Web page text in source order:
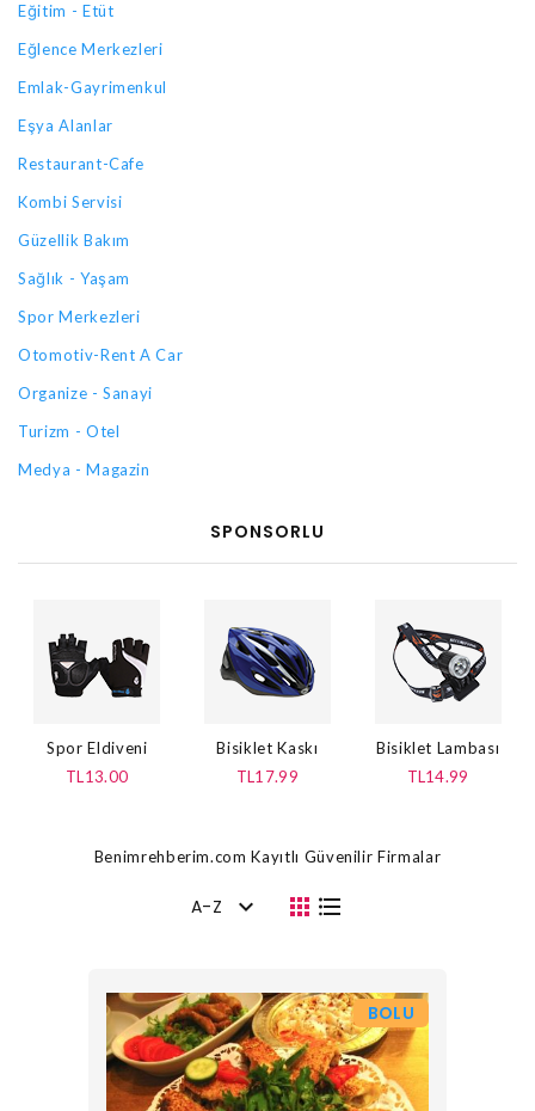
Eğitim - Etüt
Eğlence Merkezleri
Emlak-Gayrimenkul
Eşya Alanlar
Restaurant-Cafe
Kombi Servisi
Güzellik Bakım
Sağlık - Yaşam
Spor Merkezleri
Otomotiv-Rent A Car
Organize - Sanayi
Turizm - Otel
Medya - Magazin
SPONSORLU
Spor Eldiveni
TL13.00
Bisiklet Kaskı
TL17.99
Bisiklet Lambası
TL14.99
Benimrehberim.com Kayıtlı Güvenilir Firmalar
A-Z
BOLU